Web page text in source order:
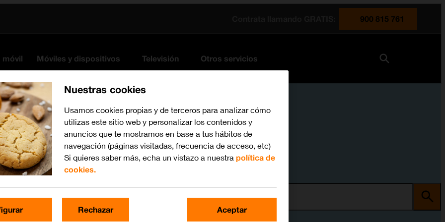
900 815 761
móvil Móviles y dispositivos Televisión Otros servicios
Busca por problema o tema
Nuestras cookies
Usamos cookies propias y de terceros para analizar cómo
utilizas este sitio web y personalizar los contenidos y
anuncios que te mostramos en base a tus hábitos de
navegación (páginas visitadas, frecuencia de acceso, etc)
Si quieres saber más, echa un vistazo a nuestra política de
cookies.
Rechazar Aceptar